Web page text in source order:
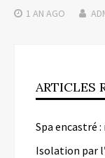
1 AN AGO
ARTICLES
Spa encastré
Isolation par